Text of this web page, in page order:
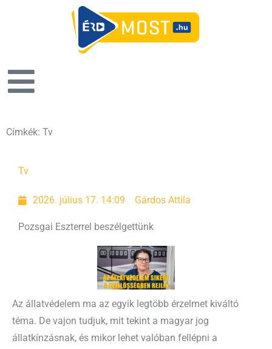
Címkék: Tv
Tv
2026. július 17. 14:09 Gárdos Attila
Pozsgai Eszterrel beszélgettünk
Az állatvédelem ma az egyik legtöbb érzelmet kiváltó
téma. De vajon tudjuk, mit tekint a magyar jog
állatkínzásnak, és mikor lehet valóban fellépni a